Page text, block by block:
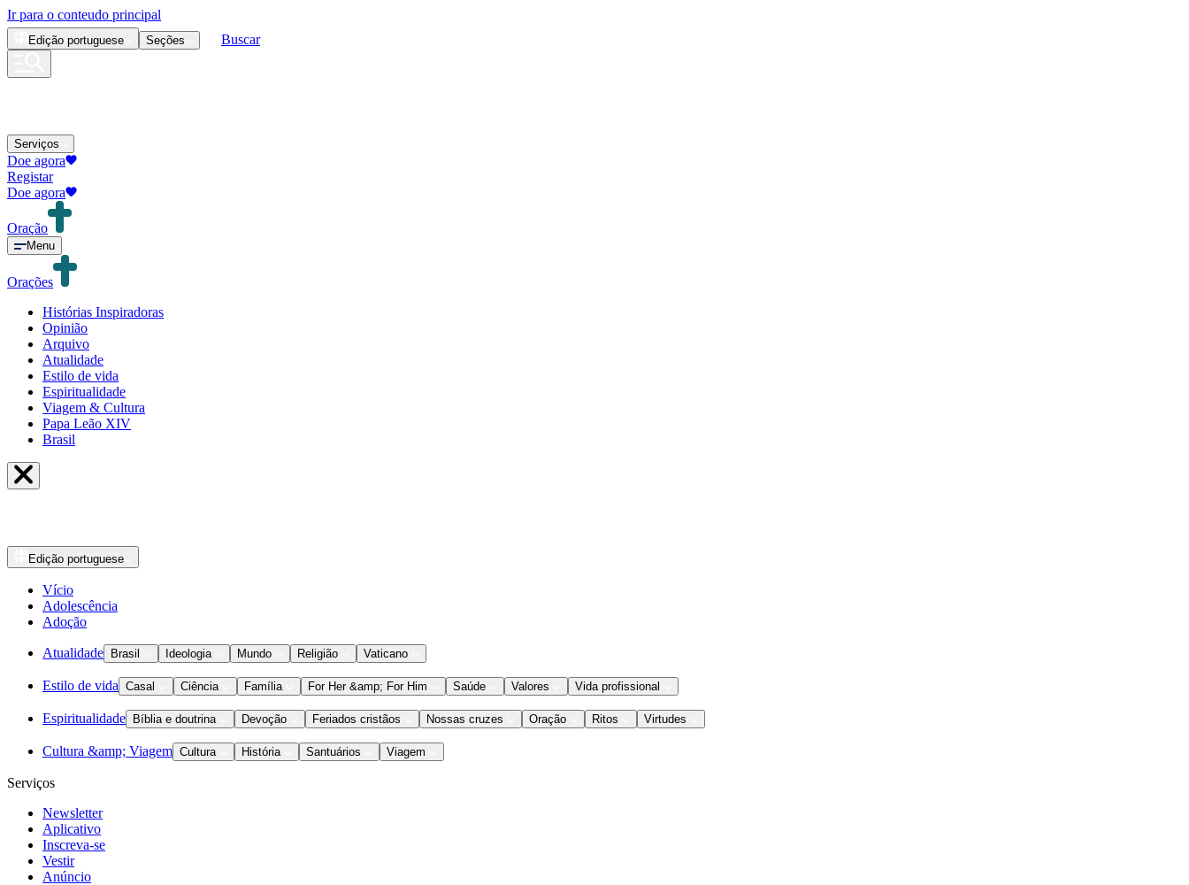
Ir para o conteudo principal
Edição portuguese Seções Buscar
Serviços
Doe agora
Registar
Doe agora
Oração
Menu
Orações
Histórias Inspiradoras
Opinião
Arquivo
Atualidade
Estilo de vida
Espiritualidade
Viagem & Cultura
Papa Leão XIV
Brasil
Edição portuguese
Vício
Adolescência
Adoção
Atualidade Brasil Ideologia Mundo Religião Vaticano
Estilo de vida Casal Ciência Família For Her &amp; For Him Saúde Valores Vida profissional
Espiritualidade Bíblia e doutrina Devoção Feriados cristãos Nossas cruzes Oração Ritos Virtudes
Cultura &amp; Viagem Cultura História Santuários Viagem
Serviços
Newsletter
Aplicativo
Inscreva-se
Vestir
Anúncio